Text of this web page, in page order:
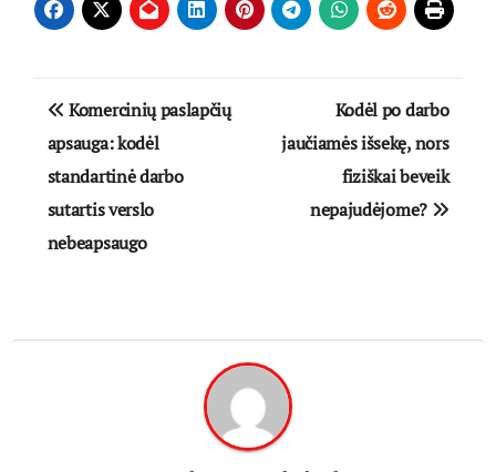
Navigacija
tarp
įrašų
Komercinių paslapčių
apsauga: kodėl
standartinė darbo
sutartis verslo
nebeapsaugo
Kodėl po darbo
jaučiamės išsekę, nors
fiziškai beveik
nepajudėjome?